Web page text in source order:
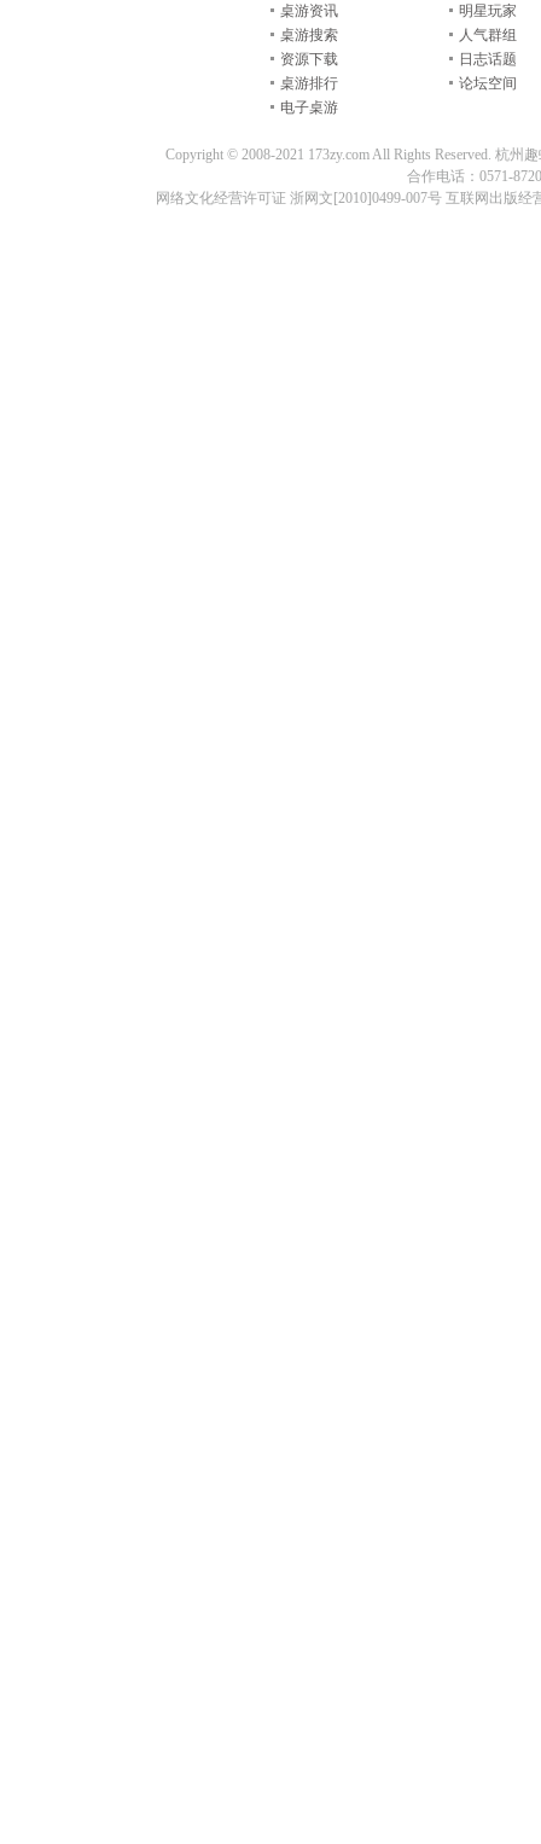
桌游资讯
桌游搜索
资源下载
桌游排行
电子桌游
明星玩家
人气群组
日志话题
论坛空间
Copyright © 2008-2021 173zy.com All Rights Reserved. 杭
合作电话：0571-
网络文化经营许可证 浙网文[2010]0499-007号 互联网出版